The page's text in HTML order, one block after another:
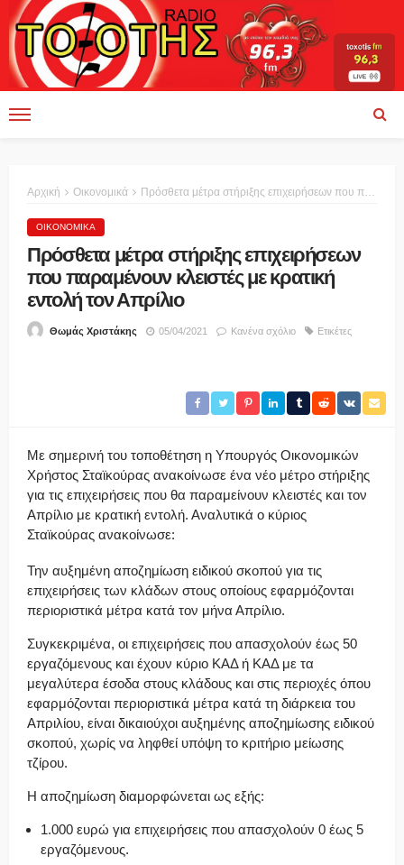
Αρχική Οικονομικά Πρόσθετα μέτρα στήριξης επιχειρήσεων που παραμένουν κλειστές με κρατική εντολή τον Απρίλιο
ΟΙΚΟΝΟΜΙΚΆ
Πρόσθετα μέτρα στήριξης επιχειρήσεων
που παραμένουν κλειστές με κρατική
εντολή τον Απρίλιο
Θωμάς Χριστάκης 05/04/2021 Κανένα σχόλιο Ετικέτες
Με σημερινή του τοποθέτηση η Υπουργός Οικονομικών
Χρήστος Σταϊκούρας ανακοίνωσε ένα νέο μέτρο στήριξης
για τις επιχειρήσεις που θα παραμείνουν κλειστές και τον
Απρίλιο με κρατική εντολή. Αναλυτικά ο κύριος
Σταϊκούρας ανακοίνωσε:
Την αυξημένη αποζημίωση ειδικού σκοπού για τις
επιχειρήσεις των κλάδων στους οποίους εφαρμόζονται
περιοριστικά μέτρα κατά τον μήνα Απρίλιο.
Συγκεκριμένα, οι επιχειρήσεις που απασχολούν έως 50
εργαζόμενους και έχουν κύριο ΚΑΔ ή ΚΑΔ με τα
μεγαλύτερα έσοδα στους κλάδους και στις περιοχές όπου
εφαρμόζονται περιοριστικά μέτρα κατά τη διάρκεια του
Απριλίου, είναι δικαιούχοι αυξημένης αποζημίωσης ειδικού
σκοπού, χωρίς να ληφθεί υπόψη το κριτήριο μείωσης
τζίρου.
Η αποζημίωση διαμορφώνεται ως εξής:
1.000 ευρώ για επιχειρήσεις που απασχολούν 0 έως 5
εργαζόμενους.